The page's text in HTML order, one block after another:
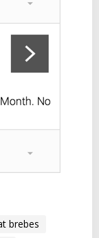
brebes